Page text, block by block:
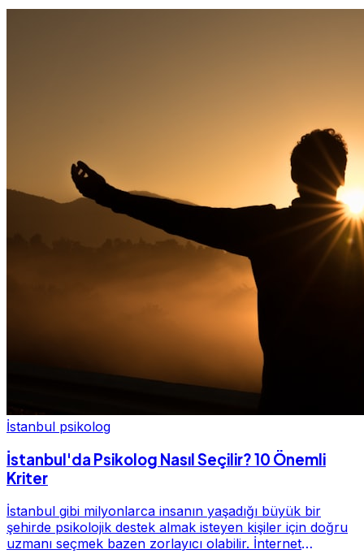
İstanbul psikolog
İstanbul'da Psikolog Nasıl Seçilir? 10 Önemli
Kriter
İstanbul gibi milyonlarca insanın yaşadığı büyük bir
şehirde psikolojik destek almak isteyen kişiler için doğru
uzmanı seçmek bazen zorlayıcı olabilir. İnternet